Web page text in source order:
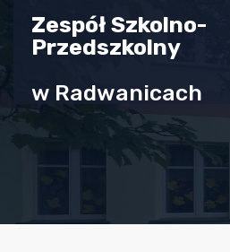
Zespół Szkolno-
Przedszkolny
w Radwanicach